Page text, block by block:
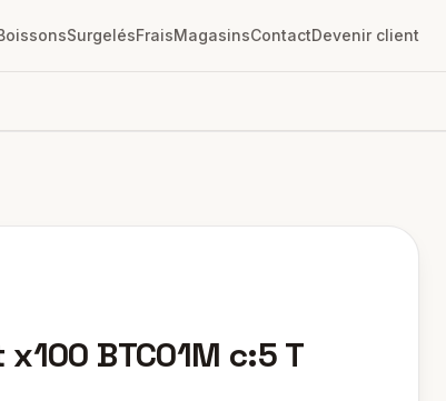
SurgelésFraisMagasinsContactDevenir client
BTC01M c:5 T